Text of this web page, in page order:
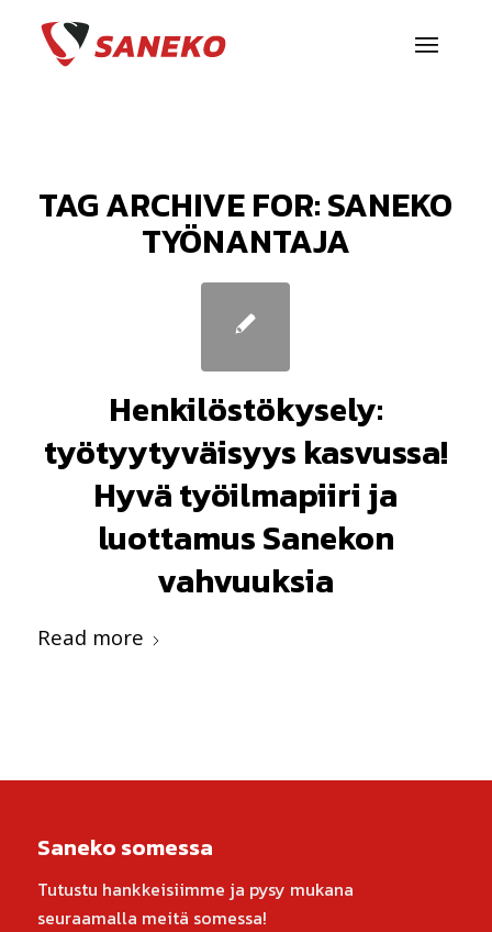
TAG ARCHIVE FOR:SANEKO
TYÖNANTAJA
Henkilöstökysely:
työtyytyväisyys kasvussa!
Hyvä työilmapiiri ja
luottamus Sanekon
vahvuuksia
Read more
Saneko somessa
Tutustu hankkeisiimme ja pysy mukana
seuraamalla meitä somessa!